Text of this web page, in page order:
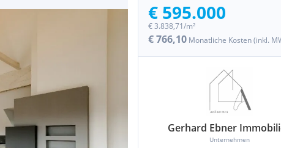
€ 595.000
€ 3.838,71/m²
€ 766,10 Monatliche Kosten (inkl.
Gerhard Ebner
Unternehmen